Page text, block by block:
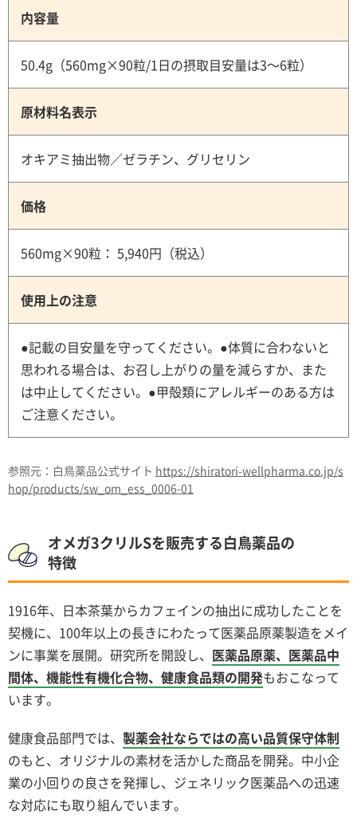
内容量
50.4g（560mg×90粒/1日の摂取目安量は3～6粒）
原材料名表示
オキアミ抽出物／ゼラチン、グリセリン
価格
560mg×90粒： 5,940円（税込）
使用上の注意
●記載の目安量を守ってください。●体質に合わないと
思われる場合は、お召し上がりの量を減らすか、また
は中止してください。●甲殻類にアレルギーのある方は
ご注意ください。
参照元：白鳥薬品公式サイト https://shiratori-wellpharma.co.jp/s
hop/products/sw_om_ess_0006-01
オメガ3クリルSを販売する白鳥薬品の
特徴
1916年、日本茶葉からカフェインの抽出に成功したことを
契機に、100年以上の長きにわたって医薬品原薬製造をメイ
ンに事業を展開。研究所を開設し、 医薬品原薬、医薬品中
間体、機能性有機化合物、健康食品類の開発もおこなって
います。
健康食品部門では、 製薬会社ならではの高い品質保守体制
のもと、オリジナルの素材を活かした商品を開発。中小企
業の小回りの良さを発揮し、ジェネリック医薬品への迅速
な対応にも取り組んでいます。